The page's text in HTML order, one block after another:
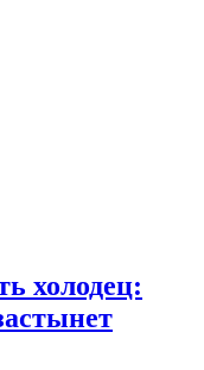
холодец: